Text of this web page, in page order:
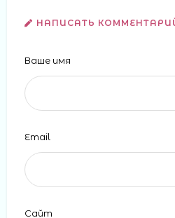
НАПИСАТЬ
Ваше имя
Email
Сайт